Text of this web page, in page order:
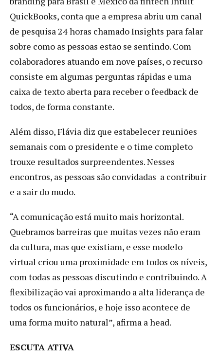
QuickBooks, conta que a empresa abriu um canal
de pesquisa 24 horas chamado Insights para falar
sobre como as pessoas estão se sentindo. Com
colaboradores atuando em nove países, o recurso
consiste em algumas perguntas rápidas e uma
caixa de texto aberta para receber o feedback de
todos, de forma constante.
Além disso, Flávia diz que estabelecer reuniões
semanais com o presidente e o time completo
trouxe resultados surpreendentes. Nesses
encontros, as pessoas são convidadas a contribuir
e a sair do mudo.
“A comunicação está muito mais horizontal.
Quebramos barreiras que muitas vezes não eram
da cultura, mas que existiam, e esse modelo
virtual criou uma proximidade em todos os níveis,
com todas as pessoas discutindo e contribuindo. A
flexibilização vai aproximando a alta liderança de
todos os funcionários, e hoje isso acontece de
uma forma muito natural”, afirma a head.
ESCUTA ATIVA